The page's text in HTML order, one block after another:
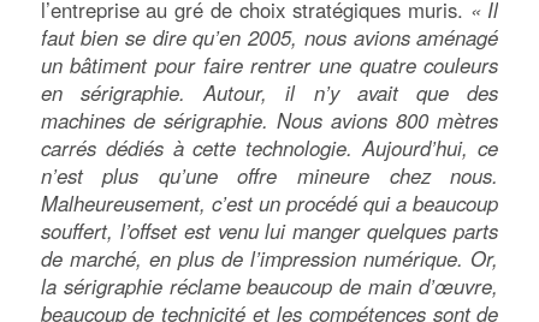
l’entreprise au gré de choix stratégiques muris. « Il
faut bien se dire qu’en 2005, nous avions aménagé
un bâtiment pour faire rentrer une quatre couleurs
en sérigraphie. Autour, il n’y avait que des
machines de sérigraphie. Nous avions 800 mètres
carrés dédiés à cette technologie. Aujourd’hui, ce
n’est plus qu’une offre mineure chez nous.
Malheureusement, c’est un procédé qui a beaucoup
souffert, l’offset est venu lui manger quelques parts
de marché, en plus de l’impression numérique. Or,
la sérigraphie réclame beaucoup de main d’œuvre,
beaucoup de technicité et les compétences sont de